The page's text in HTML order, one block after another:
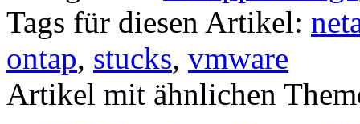
Tags für diesen Artikel:
ontap, stucks, vmware
Artikel mit ähnlichen